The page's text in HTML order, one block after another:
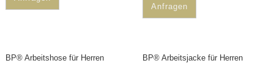
Anfragen
BP® Arbeitshose für Herren BP® Arbeitsjacke für Herren